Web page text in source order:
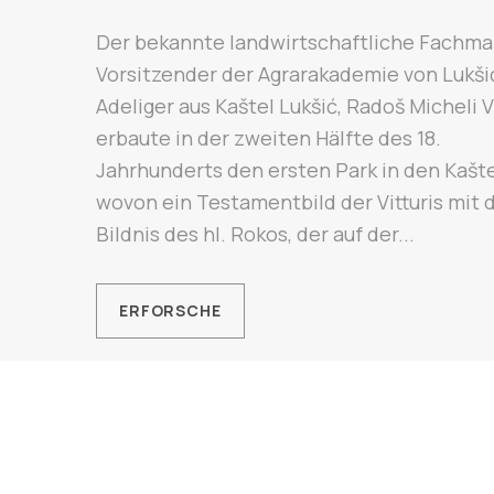
Der bekannte landwirtschaftliche
Vorsitzender der Agrarakademie von
Adeliger aus Kaštel Lukšić, Radoš Micheli
erbaute in der zweiten Hälfte des 18.
Jahrhunderts den ersten Park in den
wovon ein Testamentbild der Vitturis mit
Bildnis des hl. Rokos, der auf der...
ERFORSCHE